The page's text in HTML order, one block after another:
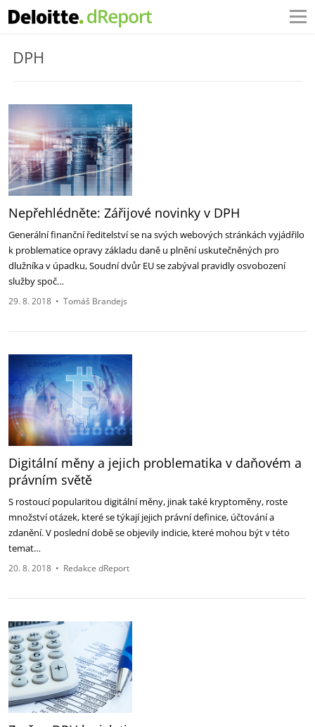
DPH
Nepřehlédněte: Zářijové novinky v DPH
Generální finanční ředitelství se na svých webových stránkách vyjádřilo
k problematice opravy základu daně u plnění uskutečněných pro
dlužníka v úpadku, Soudní dvůr EU se zabýval pravidly osvobození
služby spoč…
29. 8. 2018 • Tomáš Brandejs
Digitální měny a jejich problematika v daňovém a
právním světě
S rostoucí popularitou digitální měny, jinak také kryptoměny, roste
množství otázek, které se týkají jejich právní definice, účtování a
zdanění. V poslední době se objevily indicie, které mohou být v této
temat…
20. 8. 2018 • Redakce dReport